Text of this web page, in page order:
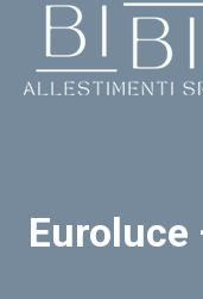
Euroluce